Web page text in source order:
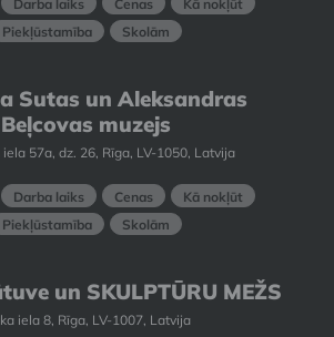
Darba laiks Cenas
Kā nokļūt
Piekļūstamība
Skolām
Sutas un Aleksandras
Beļcovas muzejs
57a, dz. 26, Rīga, LV-1050, Latvija
Darba laiks Cenas
Kā nokļūt
Piekļūstamība
Skolām
un SKULPTŪRU MEŽS
iela 8, Rīga, LV-1007, Latvija